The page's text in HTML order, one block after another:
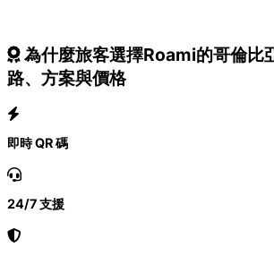
為什麼旅客選擇Roami的哥倫比
路、方案與價格
即時 QR 碼
24/7 支援